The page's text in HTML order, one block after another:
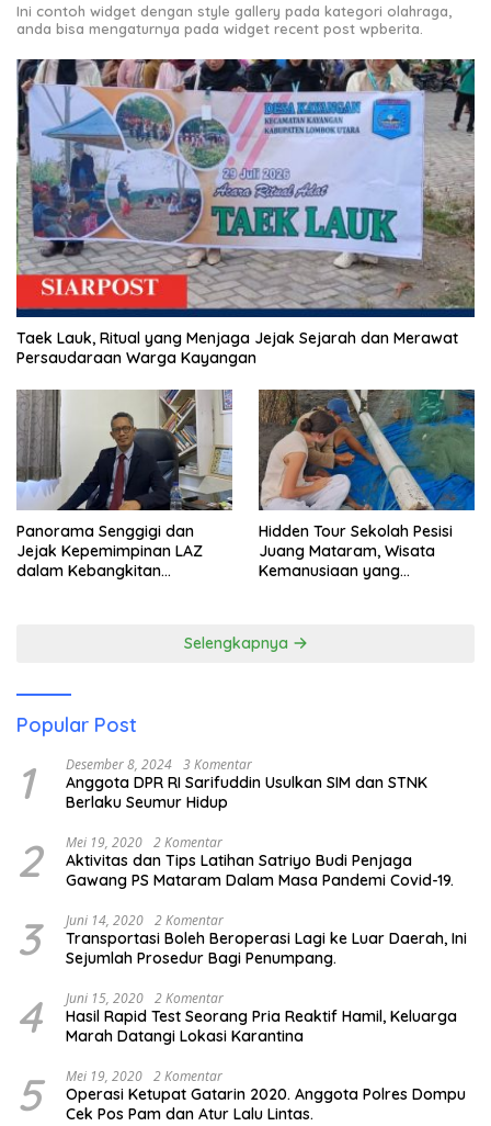
Ini contoh widget dengan style gallery pada kategori olahraga,
anda bisa mengaturnya pada widget recent post wpberita.
Taek Lauk, Ritual yang Menjaga Jejak Sejarah dan Merawat
Persaudaraan Warga Kayangan
Panorama Senggigi dan
Jejak Kepemimpinan LAZ
dalam Kebangkitan
Hidden Tour Sekolah Pesisi
Juang Mataram, Wisata
Kemanusiaan yang
Selengkapnya
Popular Post
1 Desember 8, 2024 3 Komentar
Anggota DPR RI Sarifuddin Usulkan SIM dan STNK
Berlaku Seumur Hidup
2 Mei 19, 2020 2 Komentar
Aktivitas dan Tips Latihan Satriyo Budi Penjaga
Gawang PS Mataram Dalam Masa Pandemi Covid-19.
3 Juni 14, 2020 2 Komentar
Transportasi Boleh Beroperasi Lagi ke Luar Daerah, Ini
Sejumlah Prosedur Bagi Penumpang.
4 Juni 15, 2020 2 Komentar
Hasil Rapid Test Seorang Pria Reaktif Hamil, Keluarga
Marah Datangi Lokasi Karantina
5 Mei 19, 2020 2 Komentar
Operasi Ketupat Gatarin 2020. Anggota Polres Dompu
Cek Pos Pam dan Atur Lalu Lintas.